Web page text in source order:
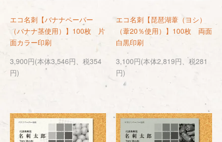
エコ名刺【バナナペーパー
（バナナ茎使用）】100枚 片
面カラー印刷
3,900円(本体3,546円、税354
円)
エコ名刺【琵琶湖葦（ヨシ）
（葦20％使用）】100枚 両面
白黒印刷
3,100円(本体2,819円、税281
円)